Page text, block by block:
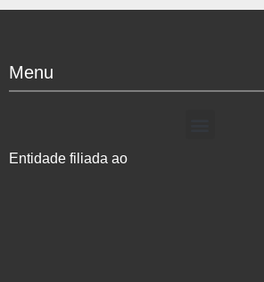
Menu
Entidade filiada ao